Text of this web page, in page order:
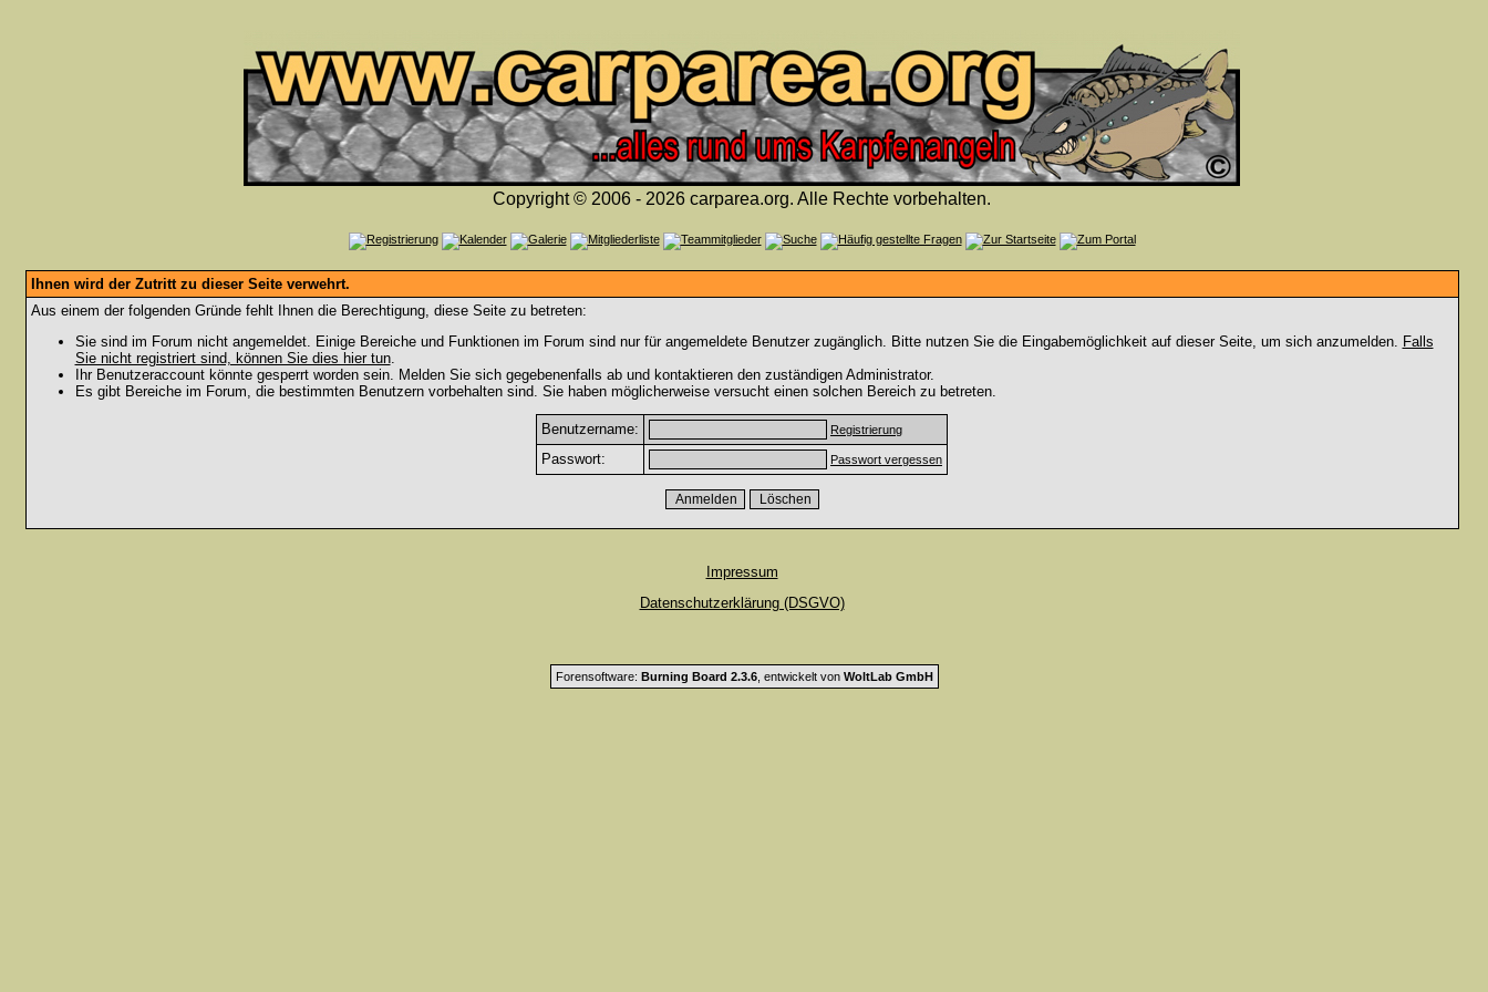
Copyright © 2006 - 2026 carparea.org. Alle Rechte vorbehalten.
Ihnen wird der Zutritt zu dieser Seite verwehrt.
Aus einem der folgenden Gründe fehlt Ihnen die Berechtigung, diese Seite zu betreten:
Sie sind im Forum nicht angemeldet. Einige Bereiche und Funktionen im Forum sind nur für angemeldete Benutzer zugänglich. Bitte nutzen Sie die Eingabemöglichkeit auf dieser Seite, um sich anzumelden. Falls
Sie nicht registriert sind, können Sie dies hier tun.
Ihr Benutzeraccount könnte gesperrt worden sein. Melden Sie sich gegebenenfalls ab und kontaktieren den zuständigen Administrator.
Es gibt Bereiche im Forum, die bestimmten Benutzern vorbehalten sind. Sie haben möglicherweise versucht einen solchen Bereich zu betreten.
Benutzername: Registrierung
Passwort: Passwort vergessen
Impressum
Datenschutzerklärung (DSGVO)
Forensoftware: Burning Board 2.3.6, entwickelt von WoltLab GmbH